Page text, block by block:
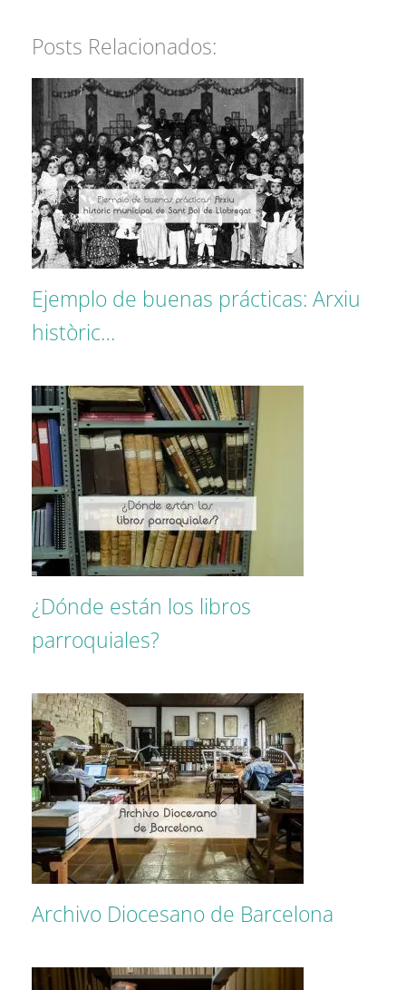
Posts Relacionados:
Ejemplo de buenas prácticas: Arxiu
històric…
¿Dónde están los libros
parroquiales?
Archivo Diocesano de Barcelona